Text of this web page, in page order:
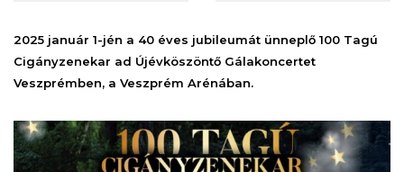
2025 január 1-jén a 40 éves jubileumát ünneplő 100 Tagú
Cigányzenekar ad Újévköszöntő Gálakoncertet
Veszprémben, a Veszprém Arénában.